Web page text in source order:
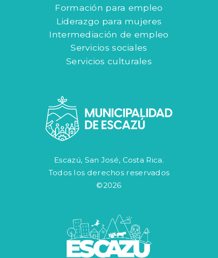
Formación para empleo
Liderazgo para mujeres
Intermediación de empleo
Servicios sociales
Servicios culturales
Escazú, San José, Costa Rica.
Todos los derechos reservados
©2026